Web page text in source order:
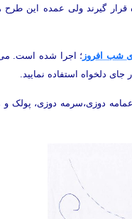
قرار گیرند ولی عمده این
شب افروز ؛ اجرا شده است.
جای دلخواه استفاده نمایید.
دوزی،سرمه دوزی،